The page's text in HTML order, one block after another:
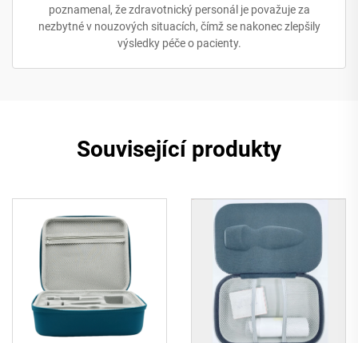
poznamenal, že zdravotnický personál je považuje za
nezbytné v nouzových situacích, čímž se nakonec zlepšily
výsledky péče o pacienty.
Související produkty